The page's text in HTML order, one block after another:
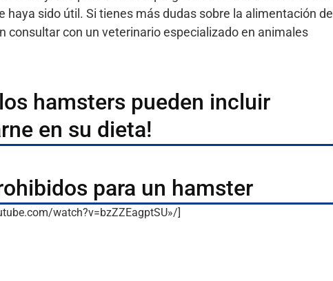
haya sido útil. Si tienes más dudas sobre la alimentación de
consultar con un veterinario especializado en animales
hamsters pueden incluir
en su dieta!
para un hamster
watch?v=bzZZEagptSU»/]